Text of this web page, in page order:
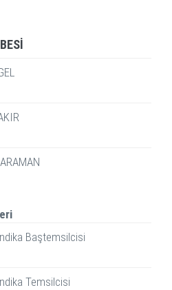
Baştemsilcisi
Temsilcisi